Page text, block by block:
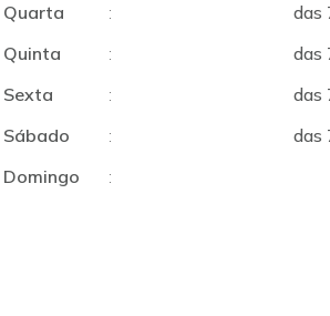
Quarta
:
das
Quinta
:
das
Sexta
:
das
Sábado
:
das
Domingo
: